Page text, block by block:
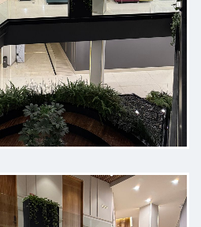
atento, te da
cercano con
amable y
en que te
disponible para
estoy muy
mi audición,
de mi oído